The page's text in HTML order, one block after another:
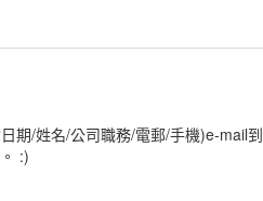
期/姓名/公司職務/電郵/手機)e-mail到
:)